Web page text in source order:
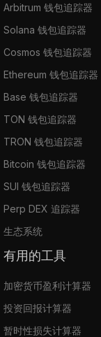
Arbitrum 钱包追踪器
Solana 钱包追踪器
Cosmos 钱包追踪器
Ethereum 钱包追踪器
Base 钱包追踪器
TON 钱包追踪器
TRON 钱包追踪器
Bitcoin 钱包追踪器
SUI 钱包追踪器
Perp DEX 追踪器
生态系统
有用的工具
加密货币盈利计算器
投资回报计算器
暂时性损失计算器